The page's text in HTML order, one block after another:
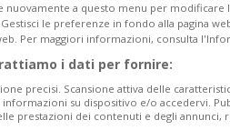
nuovamente a questo menu per
le preferenze in fondo alla pagina
Per maggiori informazioni, consulta
i dati per fornire:
precisi. Scansione attiva delle
informazioni su dispositivo e/o accedervi.
prestazioni dei contenuti e degli annunci,